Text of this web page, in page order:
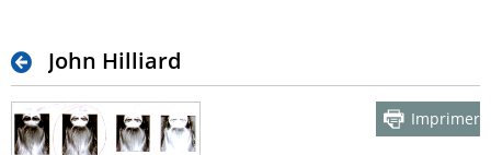
John Hilliard
Imprimer